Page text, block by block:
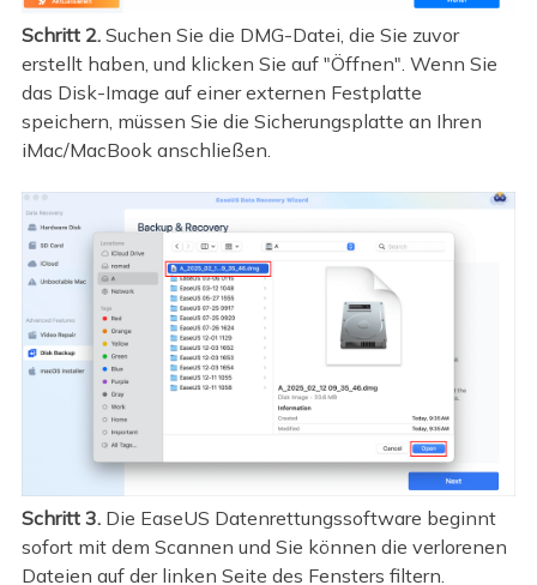
Schritt 2. Suchen Sie die DMG-Datei, die Sie zuvor
erstellt haben, und klicken Sie auf "Öffnen". Wenn Sie
das Disk-Image auf einer externen Festplatte
speichern, müssen Sie die Sicherungsplatte an Ihren
iMac/MacBook anschließen.
Schritt 3. Die EaseUS Datenrettungssoftware beginnt
sofort mit dem Scannen und Sie können die verlorenen
Dateien auf der linken Seite des Fensters filtern.